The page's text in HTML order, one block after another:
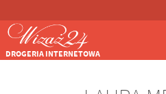
DROGERIA INTERNETOWA